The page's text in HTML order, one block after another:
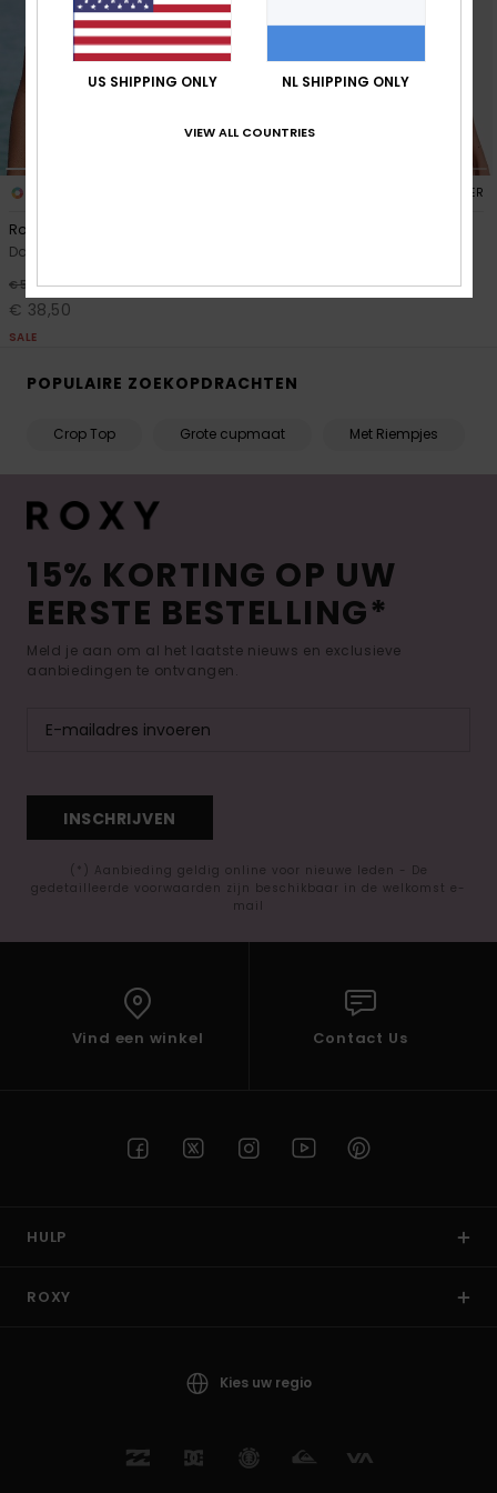
Kleding
Accessoires
Roxy Active Crop Top
Dames Zwart Crop Bikini Top
€ 55,00 30%
€ 38,50
SALE
RECYCLED FIBER
€ 45,00
POPULAIRE ZOEKOPDRACHTEN
Crop Top Grote cupmaat Met Riempjes
15% KORTING OP UW
EERSTE BESTELLING*
Meld je aan om al het laatste nieuws en exclusieve
aanbiedingen te ontvangen.
INSCHRIJVEN
(*) Aanbieding geldig online voor nieuwe leden - De
gedetailleerde voorwaarden zijn beschikbaar in de welkomst e-
mail
Vind een winkel Contact Us
HULP
ROXY
Kies uw regio
US SHIPPING ONLY NL SHIPPING ONLY
VIEW ALL COUNTRIES